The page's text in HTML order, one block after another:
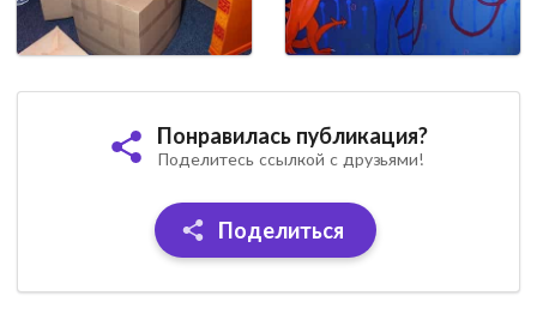
Понравилась публикация?
Поделитесь ссылкой с друзьями!
Поделиться